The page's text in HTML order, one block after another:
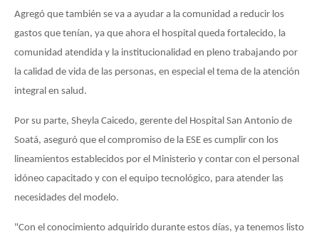
Agregó que también se va a ayudar a la comunidad a reducir los
gastos que tenían, ya que ahora el hospital queda fortalecido, la
comunidad atendida y la institucionalidad en pleno trabajando por
la calidad de vida de las personas, en especial el tema de la atención
integral en salud.
Por su parte, Sheyla Caicedo, gerente del Hospital San Antonio de
Soatá, aseguró que el compromiso de la ESE es cumplir con los
lineamientos establecidos por el Ministerio y contar con el personal
idóneo capacitado y con el equipo tecnológico, para atender las
necesidades del modelo.
"Con el conocimiento adquirido durante estos días, ya tenemos listo